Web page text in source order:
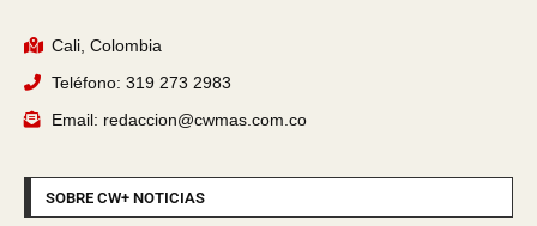
Cali, Colombia
Teléfono: 319 273 2983
Email: redaccion@cwmas.com.co
SOBRE CW+ NOTICIAS